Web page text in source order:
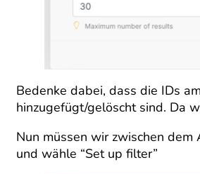
Bedenke dabei, dass die IDs
hinzugefügt/gelöscht sind. Da
Nun müssen wir zwischen
und wähle “Set up filter”